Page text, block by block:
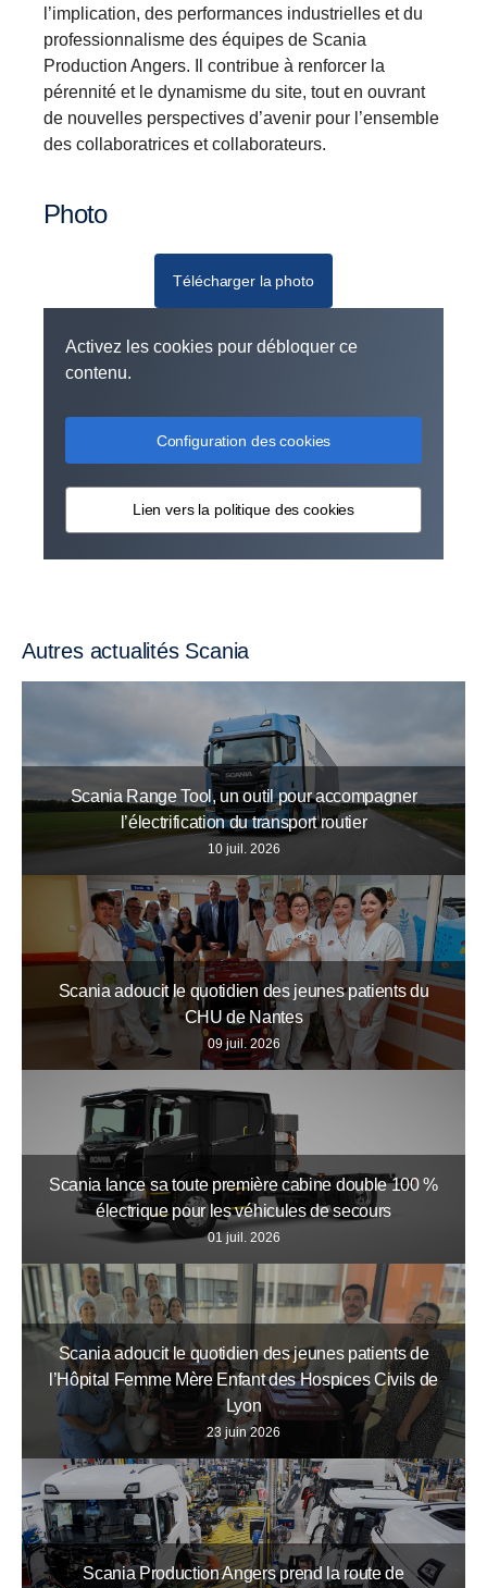
l’implication, des performances industrielles et du
professionnalisme des équipes de Scania
Production Angers. Il contribue à renforcer la
pérennité et le dynamisme du site, tout en ouvrant
de nouvelles perspectives d’avenir pour l’ensemble
des collaboratrices et collaborateurs.
Photo
Télécharger la photo
Activez les cookies pour débloquer ce
contenu.
Configuration des cookies
Lien vers la politique des cookies
Autres actualités Scania
Scania Range Tool, un outil pour accompagner
l’électrification du transport routier
10 juil. 2026
Scania adoucit le quotidien des jeunes patients du
CHU de Nantes
09 juil. 2026
Scania lance sa toute première cabine double 100 %
électrique pour les véhicules de secours
01 juil. 2026
Scania adoucit le quotidien des jeunes patients de
l’Hôpital Femme Mère Enfant des Hospices Civils de
Lyon
23 juin 2026
Scania Production Angers prend la route de